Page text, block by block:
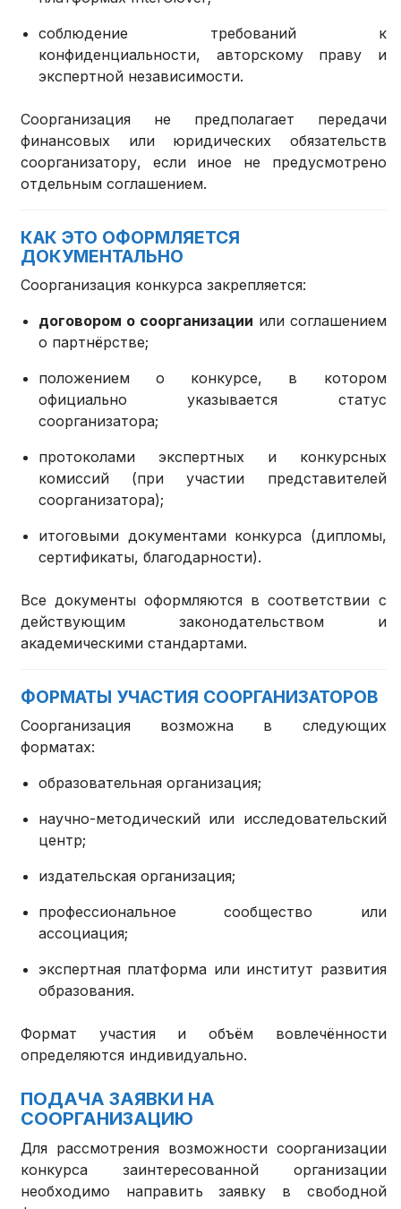
соблюдение требований к
конфиденциальности, авторскому праву и
экспертной независимости.
Соорганизация не предполагает передачи
финансовых или юридических обязательств
соорганизатору, если иное не предусмотрено
отдельным соглашением.
КАК ЭТО ОФОРМЛЯЕТСЯ
ДОКУМЕНТАЛЬНО
Соорганизация конкурса закрепляется:
договором о соорганизации или соглашением
о партнёрстве;
положением о конкурсе, в котором
официально указывается статус
соорганизатора;
протоколами экспертных и конкурсных
комиссий (при участии представителей
соорганизатора);
итоговыми документами конкурса (дипломы,
сертификаты, благодарности).
Все документы оформляются в соответствии с
действующим законодательством и
академическими стандартами.
ФОРМАТЫ УЧАСТИЯ СООРГАНИЗАТОРОВ
Соорганизация возможна в следующих
форматах:
образовательная организация;
научно-методический или исследовательский
центр;
издательская организация;
профессиональное сообщество или
ассоциация;
экспертная платформа или институт развития
образования.
Формат участия и объём вовлечённости
определяются индивидуально.
ПОДАЧА ЗАЯВКИ НА
СООРГАНИЗАЦИЮ
Для рассмотрения возможности соорганизации
конкурса заинтересованной организации
необходимо направить заявку в свободной